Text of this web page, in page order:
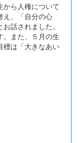
から人権について
え、「自分の心
話されました。
。また、５月の生
標は「大きなあい